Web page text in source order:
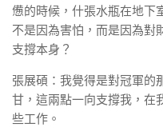
憊的時候，什張水瓶在地下
不是因為害怕，而是因為對
支撐本身？
張展碩：我覺得是對冠軍的
甘，這兩點一向支撐我，在
些工作。